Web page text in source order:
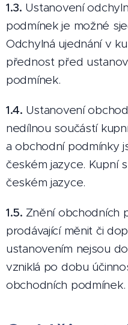
1.3. Ustanovení
podmínek je možné
Odchylná ujednání v
přednost před
podmínek.
1.4. Ustanovení
nedílnou součástí
a obchodní podmínky
českém jazyce. Kupní
českém jazyce.
1.5. Znění obchodních
prodávající měnit či
ustanovením nejsou
vzniklá po dobu
obchodních podmínek.